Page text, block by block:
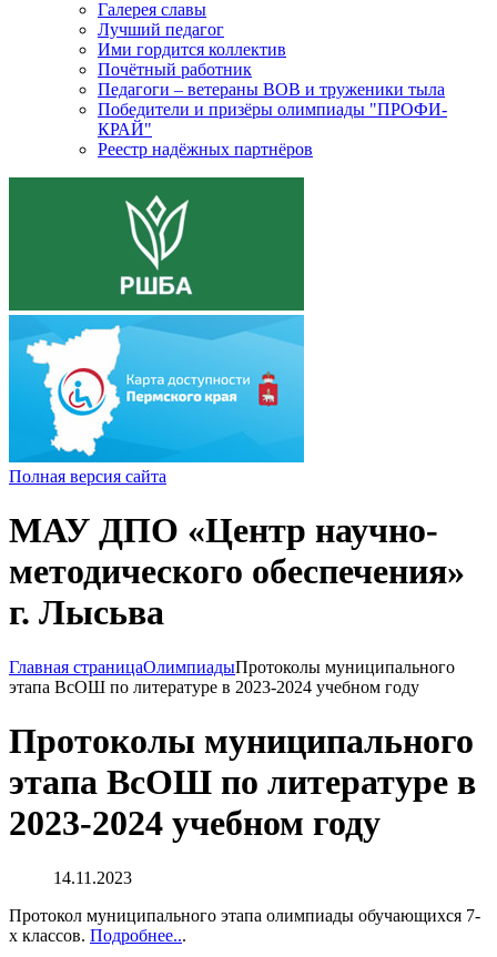
Галерея славы
Лучший педагог
Ими гордится коллектив
Почётный работник
Педагоги – ветераны ВОВ и труженики тыла
Победители и призёры олимпиады "ПРОФИ-
КРАЙ"
Реестр надёжных партнёров
Полная версия сайта
МАУ ДПО «Центр научно-
методического обеспечения»
г. Лысьва
Главная страницаОлимпиадыПротоколы муниципального
этапа ВсОШ по литературе в 2023-2024 учебном году
Протоколы муниципального
этапа ВсОШ по литературе в
2023-2024 учебном году
14.11.2023
Протокол муниципального этапа олимпиады обучающихся 7-
х классов. Подробнее...